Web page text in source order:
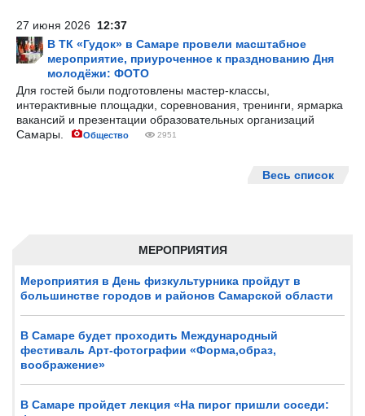
МЕРОПРИЯТИЯ
Мероприятия в День физкультурника пройдут в
большинстве городов и районов Самарской области
В Самаре будет проходить Международный
фестиваль Арт-фотографии «Форма,образ,
воображение»
В Самаре пройдет лекция «На пирог пришли соседи:
27 июня 2026 12:37
В ТК «Гудок» в Самаре провели масштабное
мероприятие, приуроченное к празднованию Дня
молодёжи: ФОТО
Для гостей были подготовлены мастер-классы,
интерактивные площадки, соревнования, тренинги, ярмарка
вакансий и презентации образовательных организаций
Самары.
Общество 2951
Весь список